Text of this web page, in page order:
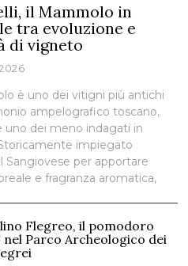
il Mammolo in
tra evoluzione e
di vigneto
è uno dei vitigni più antichi
ampelografico toscano,
uno dei meno indagati in
impiegato
Sangiovese per apportare
e fragranza aromatica,
Flegreo, il pomodoro
Parco Archeologico dei